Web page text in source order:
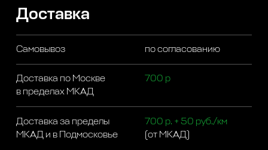
Доставка
Самовывоз по согласованию
Доставка по Москве
в пределах МКАД
700 р
Доставка за пределы
МКАД и в Подмосковье
700 р. + 50 руб./км
(от МКАД)